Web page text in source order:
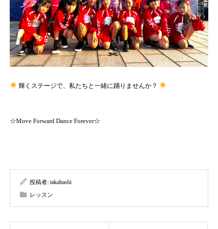
輝くステージで、私たちと一緒に踊りませんか？
☆Move Forward Dance Forever☆
投稿者: takahashi
レッスン